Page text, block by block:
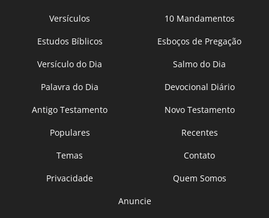
Versículos
10 Mandamentos
Estudos Bíblicos
Esboços de Pregação
Versículo do Dia
Salmo do Dia
Palavra do Dia
Devocional Diário
Antigo Testamento
Novo Testamento
Populares
Recentes
Temas
Contato
Privacidade
Quem Somos
Anuncie